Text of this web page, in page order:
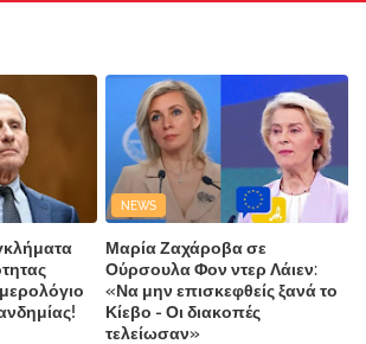
NEWS
Μαρία Ζαχάροβα σε
Ούρσουλα Φον ντερ Λάιεν:
«Να μην επισκεφθείς ξανά το
Κίεβο - Οι διακοπές
τελείωσαν»